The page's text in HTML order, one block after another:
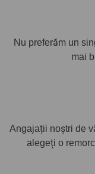
Nu preferăm un
mai
Angajații noștri de
alegeți o